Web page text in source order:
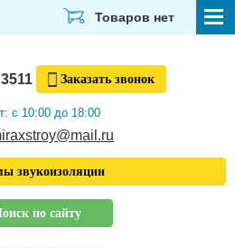
Товаров нет
Заказать звонок
с 10:00 до 18:00
звукоизоляции
по сайту